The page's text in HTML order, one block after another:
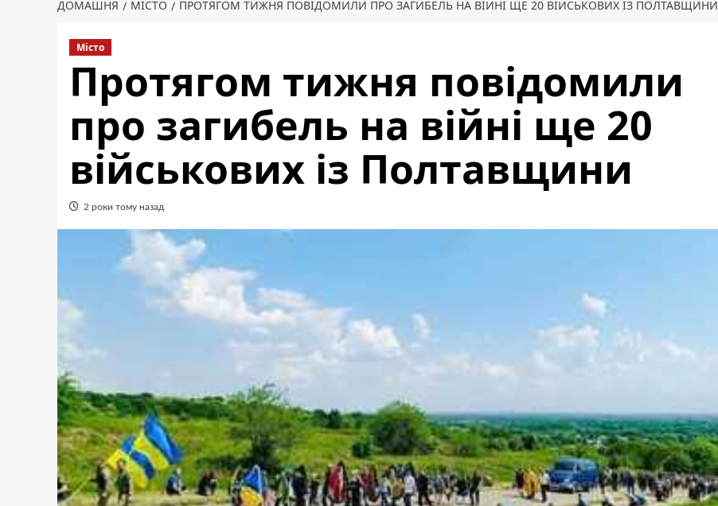
ДОМАШНЯ МІСТО ПРОТЯГОМ ТИЖНЯ ПОВІДОМИЛИ ПРО ЗАГИБЕЛЬ НА ВІЙНІ ЩЕ 20 ВІЙСЬКОВИХ ІЗ ПОЛТАВЩИНИ
Місто
Протягом тижня повідомили
про загибель на війні ще 20
військових із Полтавщини
2 роки тому назад